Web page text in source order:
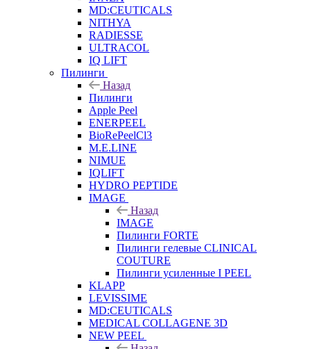
MD:CEUTICALS
NITHYA
RADIESSE
ULTRACOL
IQ LIFT
Пилинги
Назад
Пилинги
Apple Peel
ENERPEEL
BioRePeelCl3
M.E.LINE
NIMUE
IQLIFT
HYDRO PEPTIDE
IMAGE
Назад
IMAGE
Пилинги FORTE
Пилинги гелевые CLINICAL
COUTURE
Пилинги усиленные I PEEL
KLAPP
LEVISSIME
MD:CEUTICALS
MEDICAL COLLAGENE 3D
NEW PEEL